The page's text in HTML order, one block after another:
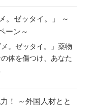
。ゼッタイ。」 ～
ーン～
。ゼッタイ。」薬物
体を傷つけ、あなた
！ ～外国人材とと